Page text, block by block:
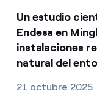
Un estudio
Endesa en
instalaciones
natural del
21 octubre 2025